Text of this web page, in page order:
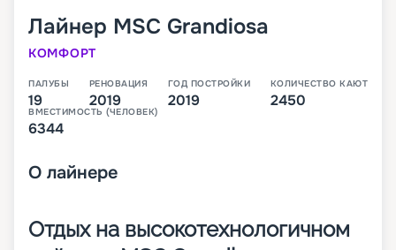
Лайнер MSC Grandiosa
КОМФОРТ
ПАЛУБЫ
19
РЕНОВАЦИЯ
2019
ГОД ПОСТРОЙКИ
2019
КОЛИЧЕСТВО КАЮТ
2450
ВМЕСТИМОСТЬ (ЧЕЛОВЕК)
6344
О лайнере
Отдых на высокотехнологичном